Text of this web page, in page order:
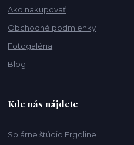
Ako nakupovať
Obchodné podmienky
Fotogaléria
Blog
Kde nás nájdete
Solárne štúdio Ergoline